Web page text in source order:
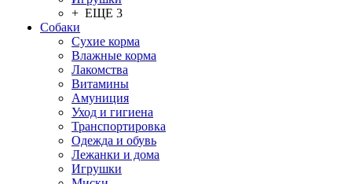
+ ЕЩЕ 3
Собаки
Сухие корма
Влажные корма
Лакомства
Витамины
Амуниция
Уход и гигиена
Транспортировка
Одежда и обувь
Лежанки и дома
Игрушки